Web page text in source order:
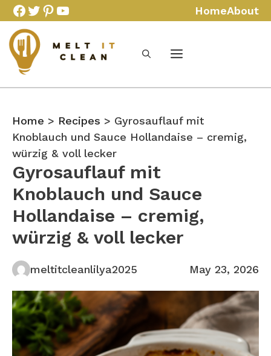
Skip
to
content
Facebook
Twitter
Pinterest
YouTube HomeAbout
Home > Recipes > Gyrosauflauf mit
Knoblauch und Sauce Hollandaise – cremig,
würzig & voll lecker
Gyrosauflauf mit
Knoblauch und Sauce
Hollandaise – cremig,
würzig & voll lecker
meltitcleanlilya2025 May 23, 2026